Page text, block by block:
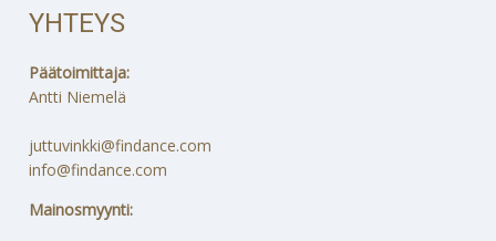
YHTEYS
Päätoimittaja:
Antti Niemelä
juttuvinkki@findance.com
info@findance.com
Mainosmyynti: